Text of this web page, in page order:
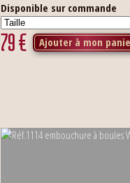
Disponible sur commande
79€ Ajouter à mon